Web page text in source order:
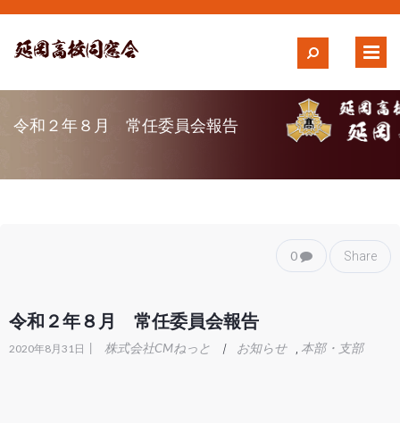
令和２年８月 常任委員会報告
0 Share
令和２年８月 常任委員会報告
2020年8月31日 | 株式会社CMねっと | お知らせ 本部・支部